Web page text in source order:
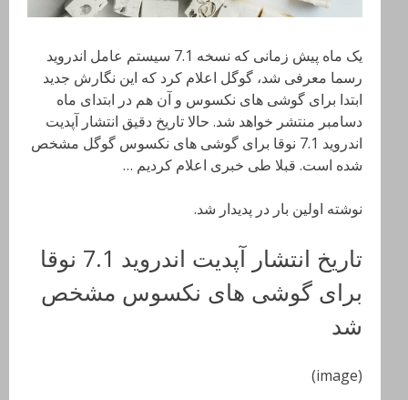
یک ماه پیش زمانی که نسخه 7.1 سیستم عامل اندروید
رسما معرفی شد، گوگل اعلام کرد که این نگارش جدید
ابتدا برای گوشی های نکسوس و آن هم در ابتدای ماه
دسامبر منتشر خواهد شد. حالا تاریخ دقیق انتشار آپدیت
اندروید 7.1 نوقا برای گوشی های نکسوس گوگل مشخص
شده است. قبلا طی خبری اعلام کردیم …
نوشته اولین بار در پدیدار شد.
تاریخ انتشار آپدیت اندروید 7.1 نوقا
برای گوشی های نکسوس مشخص
شد
(image)